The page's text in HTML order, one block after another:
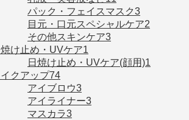
パック・フェイスマスク3
目元・口元スペシャルケア2
その他スキンケア3
焼け止め・UVケア1
日焼け止め・UVケア(顔用)1
イクアップ74
アイブロウ3
アイライナー3
マスカラ3